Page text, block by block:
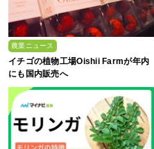
農業ニュース
イチゴの植物工場Oishii Farmが年内
にも国内販売へ